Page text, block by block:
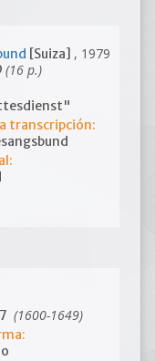
[Suiza] , 1979
(16 p.)
transcripción:
(1600-1649)